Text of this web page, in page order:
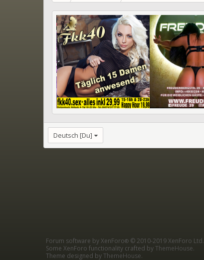
Deutsch [Du]
Forum software by XenForo® © 2010-2019 XenForo Ltd.
Some XenForo functionality crafted byThemeHouse.
Theme designed byThemeHouse.